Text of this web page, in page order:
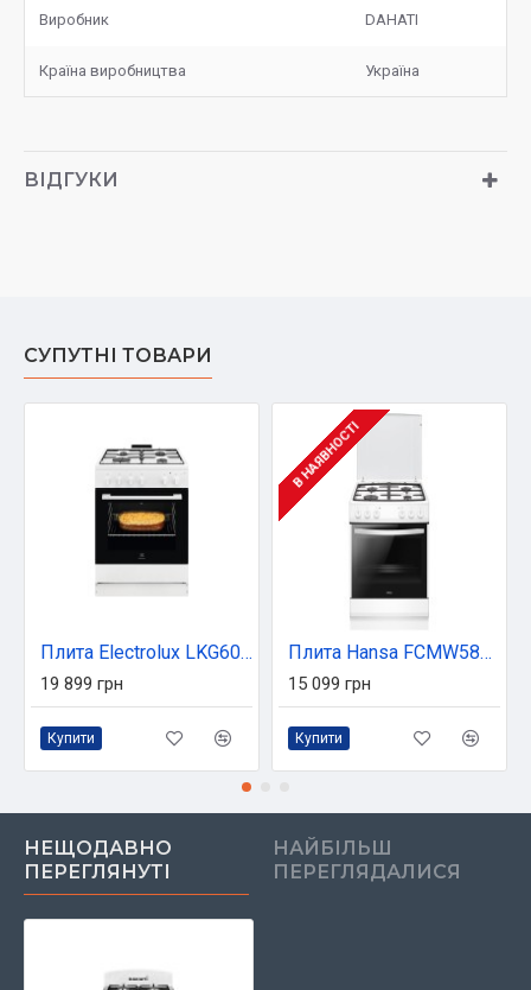
Виробник DAHATI
Країна виробництва Україна
ВІДГУКИ
СУПУТНІ ТОВАРИ
Плита Electrolux LKG604012W
19 899 грн
Купити
В НАЯВНОСТІ
Плита Hansa FCMW580957
15 099 грн
Купити
НЕЩОДАВНО
ПЕРЕГЛЯНУТІ
НАЙБІЛЬШ
ПЕРЕГЛЯДАЛИСЯ